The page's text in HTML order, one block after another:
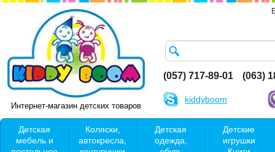
Интернет-магазин детских товаров
(057) 717-89-01 (063)
kiddyboom
Детская
мебель и
Коляски,
автокресла,
Детская
одежда,
Детские
игрушки